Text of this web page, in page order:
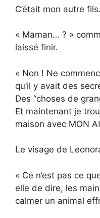
C’était mon autre
« Maman… ? »
laissé finir.
« Non ! Ne
qu’il y avait des
Des “choses de
Et maintenant je
maison avec MON
Le visage de
« Ce n’est pas ce
elle de dire, les
calmer un animal